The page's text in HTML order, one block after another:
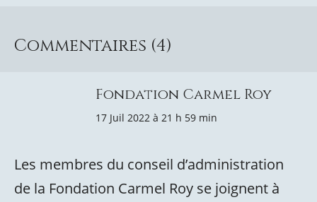
Commentaires (4)
Fondation Carmel Roy
17 Juil 2022 à 21 h 59 min
Les membres du conseil d’administration
de la Fondation Carmel Roy se joignent à